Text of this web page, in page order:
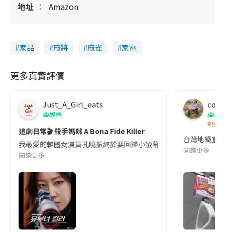
地址 Amazon
家品 麻將 麻雀 家電
更多真實評價
Just_A_Girl_eats
娛樂
追劇日常🎬 殺手媽咪 A Bona Fide Killer
我最愛的韓國女演員孔曉振終於要回歸小螢幕啦!這次的劇本改編
閱讀更多
co
吹
台灣
台灣地鐵宣
閱讀更多